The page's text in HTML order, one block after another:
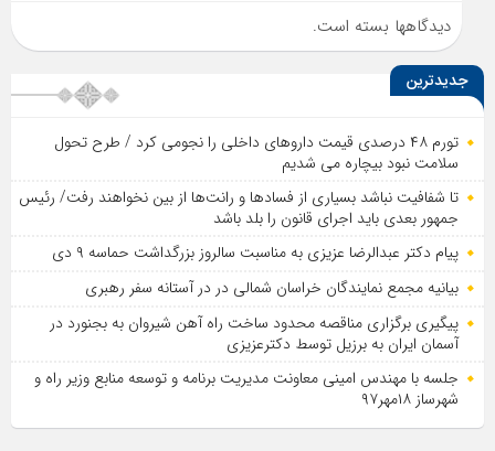
دیدگاهها بسته است.
جدیدترین
تورم ۴۸ درصدی قیمت داروهای داخلی را نجومی کرد / طرح تحول
سلامت نبود بیچاره می شدیم
تا شفافیت نباشد بسیاری از فساد‌ها و رانت‌ها از بین نخواهند رفت/ رئیس
جمهور بعدی باید اجرای قانون را بلد باشد
پیام دکتر عبدالرضا عزیزی به مناسبت سالروز بزرگداشت حماسه ۹ دی
بیانیه مجمع نمایندگان خراسان شمالی در در آستانه سفر رهبری
پیگیری برگزاری مناقصه محدود ساخت راه آهن شیروان به بجنورد در
آسمان ایران به برزیل توسط دکترعزیزی
جلسه با مهندس امینی معاونت مدیریت برنامه و توسعه منابع وزیر راه و
شهرساز ۱۸مهر۹۷